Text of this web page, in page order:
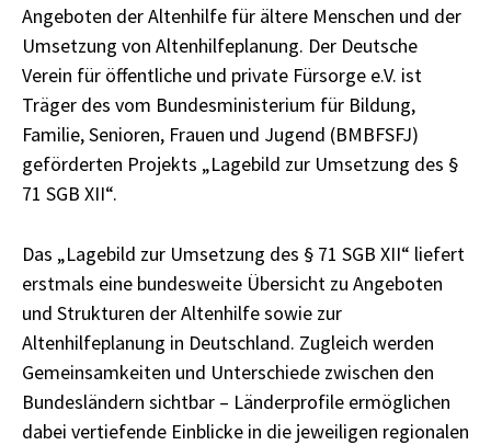
Angeboten der Altenhilfe für ältere Menschen und der
Umsetzung von Altenhilfeplanung. Der Deutsche
Verein für öffentliche und private Fürsorge e.V. ist
Träger des vom Bundesministerium für Bildung,
Familie, Senioren, Frauen und Jugend (BMBFSFJ)
geförderten Projekts „Lagebild zur Umsetzung des §
71 SGB XII“.
Das „Lagebild zur Umsetzung des § 71 SGB XII“ liefert
erstmals eine bundesweite Übersicht zu Angeboten
und Strukturen der Altenhilfe sowie zur
Altenhilfeplanung in Deutschland. Zugleich werden
Gemeinsamkeiten und Unterschiede zwischen den
Bundesländern sichtbar – Länderprofile ermöglichen
dabei vertiefende Einblicke in die jeweiligen regionalen